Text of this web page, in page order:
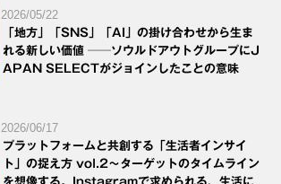
2026/05/22
「地方」「SNS」「AI」の掛け合わせから生ま
れる新しい価値 ──ソウルドアウトグループにJ
APAN SELECTがジョインしたことの意味
2026/06/17
プラットフォームと共創する「生活者インサイ
ト」の捉え方 vol.2～ターゲットのタイムライン